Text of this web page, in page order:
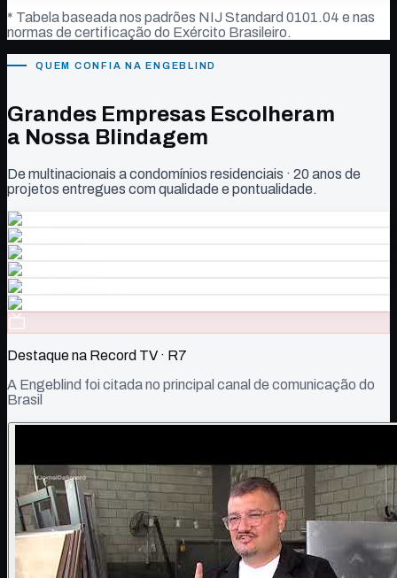
* Tabela baseada nos padrões NIJ Standard 0101.04 e nas
normas de certificação do Exército Brasileiro.
QUEM CONFIA NA ENGEBLIND
Grandes Empresas Escolheram
a Nossa Blindagem
De multinacionais a condomínios residenciais · 20 anos de
projetos entregues com qualidade e pontualidade.
Destaque na Record TV · R7
A Engeblind foi citada no principal canal de comunicação do
Brasil